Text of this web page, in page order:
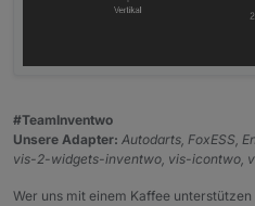
#TeamInventwo
Unsere Adapter: Autodarts, FoxESS,
vis-2-widgets-inventwo, vis-icontwo,
Wer uns mit einem Kaffee